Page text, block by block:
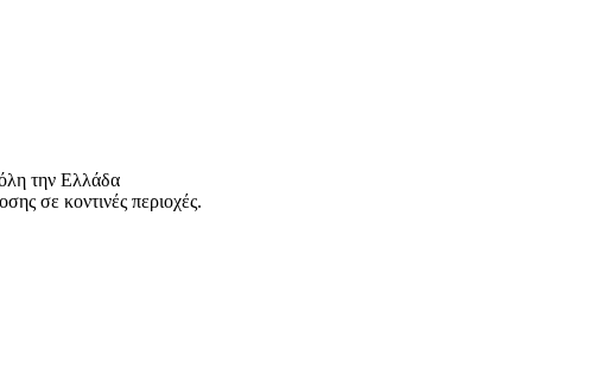
την Ελλάδα
σε κοντινές περιοχές.